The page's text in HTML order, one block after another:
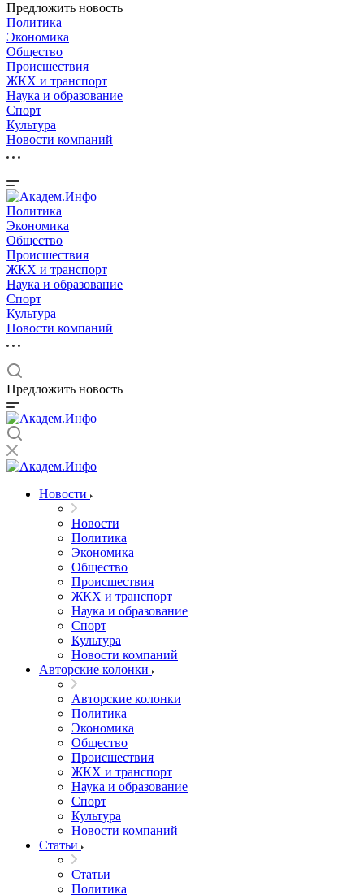
Предложить новость
Политика
Экономика
Общество
Происшествия
ЖКХ и транспорт
Наука и образование
Спорт
Культура
Новости компаний
Политика
Экономика
Общество
Происшествия
ЖКХ и транспорт
Наука и образование
Спорт
Культура
Новости компаний
Предложить новость
Новости
Новости
Политика
Экономика
Общество
Происшествия
ЖКХ и транспорт
Наука и образование
Спорт
Культура
Новости компаний
Авторские колонки
Авторские колонки
Политика
Экономика
Общество
Происшествия
ЖКХ и транспорт
Наука и образование
Спорт
Культура
Новости компаний
Статьи
Статьи
Политика